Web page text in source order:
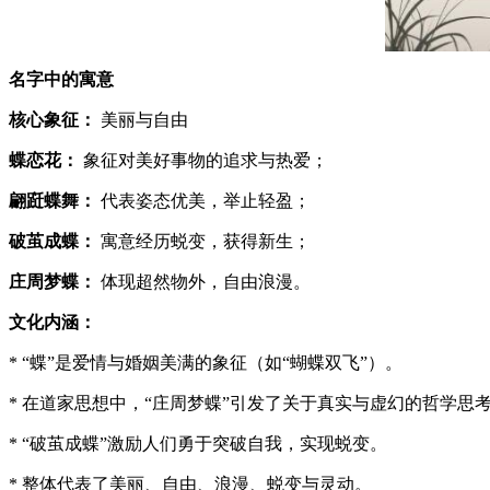
名字中的寓意
核心象征： 美丽与自由
蝶恋花： 象征对美好事物的追求与热爱；
翩跹蝶舞： 代表姿态优美，举止轻盈；
破茧成蝶： 寓意经历蜕变，获得新生；
庄周梦蝶： 体现超然物外，自由浪漫。
文化内涵：
* “蝶”是爱情与婚姻美满的象征（如“蝴蝶双飞”）。
* 在道家思想中，“庄周梦蝶”引发了关于真实与虚幻的哲学思
* “破茧成蝶”激励人们勇于突破自我，实现蜕变。
* 整体代表了美丽、自由、浪漫、蜕变与灵动。